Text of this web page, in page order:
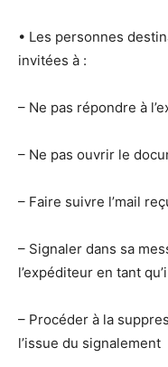
• Les personnes
invitées à :
– Ne pas répondre à
– Ne pas ouvrir le
– Faire suivre l’mail
– Signaler dans sa
l’expéditeur en tant
– Procéder à la
l’issue du signalement